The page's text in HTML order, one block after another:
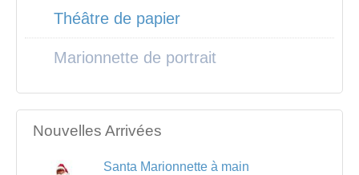
Théâtre de papier
Marionnette de portrait
Nouvelles Arrivées
Santa Marionnette à main